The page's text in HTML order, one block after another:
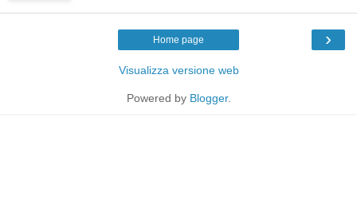
›
Home page
Visualizza versione web
Powered by Blogger.